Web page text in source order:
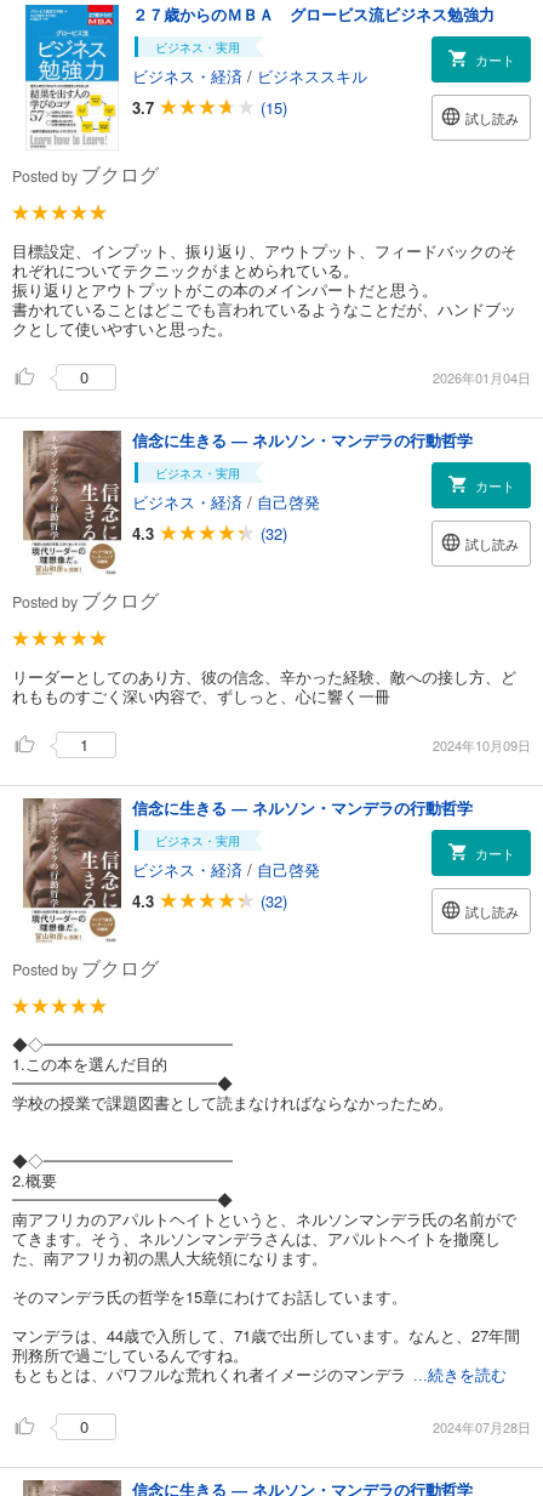
２７歳からのＭＢＡ グロービス流ビジネス勉強力
ビジネス・実用
ビジネス・経済 / ビジネススキル
3.7
(15)
カート
試し読み
Posted by ブクログ
目標設定、インプット、振り返り、アウトプット、フィードバックのそ
れぞれについてテクニックがまとめられている。
振り返りとアウトプットがこの本のメインパートだと思う。
書かれていることはどこでも言われているようなことだが、ハンドブッ
クとして使いやすいと思った。
0 2026年01月04日
信念に生きる ― ネルソン・マンデラの行動哲学
ビジネス・実用
ビジネス・経済 / 自己啓発
4.3
(32)
カート
試し読み
Posted by ブクログ
リーダーとしてのあり方、彼の信念、辛かった経験、敵への接し方、ど
れもものすごく深い内容で、ずしっと、心に響く一冊
1 2024年10月09日
信念に生きる ― ネルソン・マンデラの行動哲学
ビジネス・実用
ビジネス・経済 / 自己啓発
4.3
(32)
カート
試し読み
Posted by ブクログ
◆◇━━━━━━━━━━━━
1.この本を選んだ目的
━━━━━━━━━━━━━◆
学校の授業で課題図書として読まなければならなかったため。
◆◇━━━━━━━━━━━━
2.概要
━━━━━━━━━━━━━◆
南アフリカのアパルトヘイトというと、ネルソンマンデラ氏の名前がで
てきます。そう、ネルソンマンデラさんは、アパルトヘイトを撤廃し
た、南アフリカ初の黒人大統領になります。
そのマンデラ氏の哲学を15章にわけてお話しています。
マンデラは、44歳で入所して、71歳で出所しています。なんと、27年間
刑務所で過ごしているんですね。
もともとは、パワフルな荒れくれ者イメージのマンデラ
...続きを読む
0 2024年07月28日
信念に生きる ― ネルソン・マンデラの行動哲学